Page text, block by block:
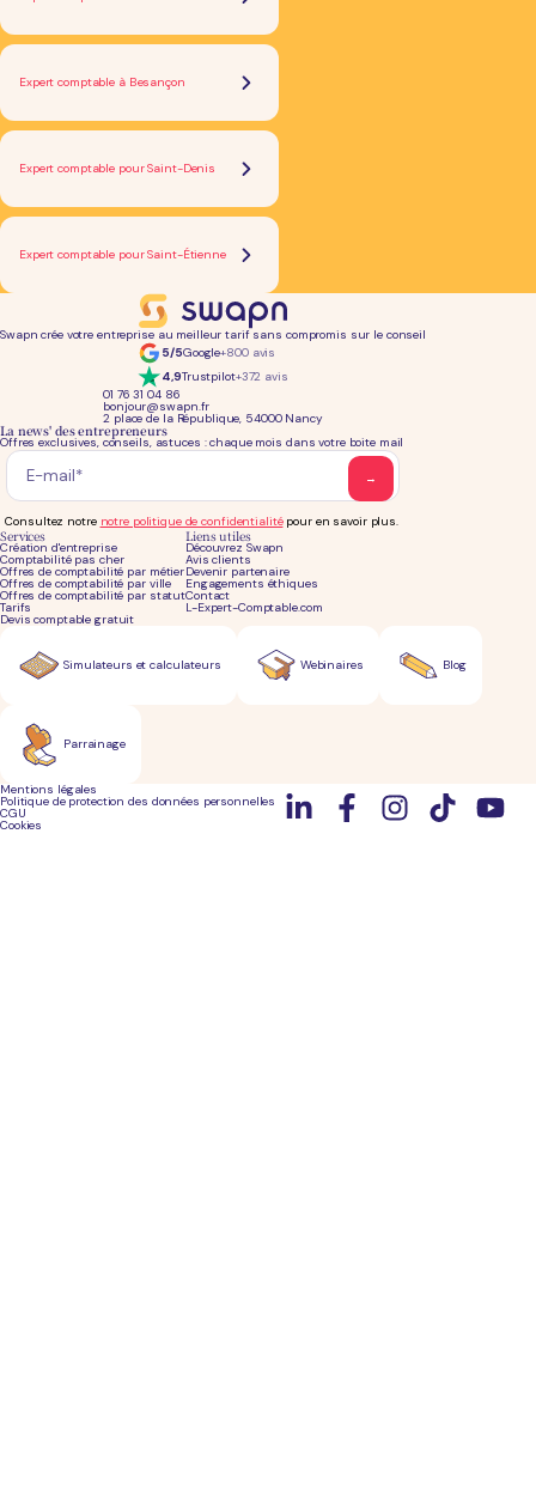
Expert comptable à Besançon
Expert comptable pour Saint-Denis
Expert comptable pour Saint-Étienne
Swapn crée votre entreprise au meilleur tarif sans compromis sur le conseil
5/5Google+800 avis
4,9Trustpilot+372 avis
01 76 31 04 86
bonjour@swapn.fr
2 place de la République, 54000 Nancy
Services
Création d'entreprise
Comptabilité pas cher
Offres de comptabilité par métier
Offres de comptabilité par ville
Offres de comptabilité par statut
Tarifs
Devis comptable gratuit
Liens utiles
Découvrez Swapn
Avis clients
Devenir partenaire
Engagements éthiques
Contact
L-Expert-Comptable.com
La news' des entrepreneurs
Offres exclusives, conseils, astuces : chaque mois dans votre boite mail
Consultez notre notre politique de confidentialitépour en savoir plus.
Simulateurs et calculateurs Blog
Parrainage
Webinaires
Mentions légales
Politique de protection des données personnelles
CGU
Cookies